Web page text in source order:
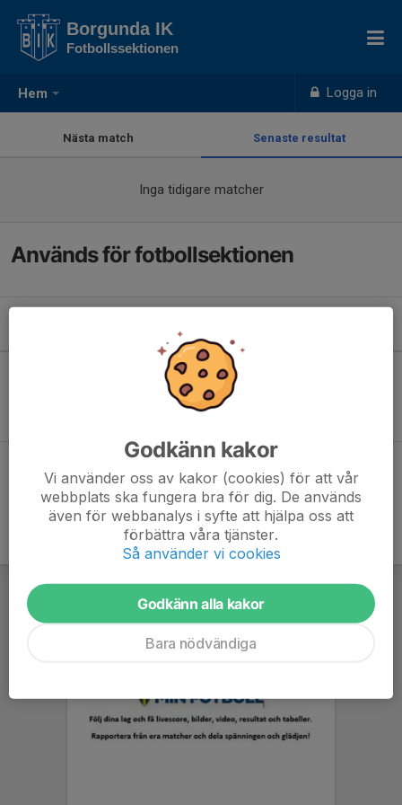
Hem Logga in
Borgunda IK
Fotbollssektionen
Nästa match Senaste resultat
Inga tidigare matcher
Används för fotbollsektionen
Kommande aktiviteter
Inga aktiviteter inbokade
Hela kalendern
Godkänn kakor
Vi använder oss av kakor (cookies) för att vår
webbplats ska fungera bra för dig. De används
även för webbanalys i syfte att hjälpa oss att
förbättra våra tjänster.
Så använder vi cookies
Godkänn alla kakor
Bara nödvändiga